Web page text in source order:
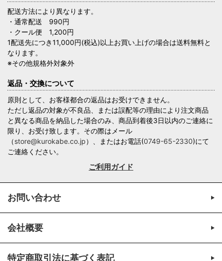
配送方法により異なります。
・通常配送 990円
・クール便 1,200円
1配送先につき11,000円(税込)以上お買い上げの場合は送料無料と
なります。
※その他規格外対象外
返品・交換について
原則として、お客様都合の返品はお受けできません。
ただし返品の対象が不良品、または誤配等の理由により注文商品
と異なる商品を納品した場合のみ、商品到着後3日以内のご連絡に
限り、お受け致します。その際はメール
（store@kurokabe.co.jp）、またはお電話(0749-65-2330)にて
ご連絡ください。
ご利用ガイド
お問い合わせ
会社概要
特定商取引法に基づく表記